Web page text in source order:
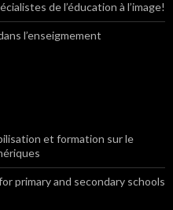
de l’éducation à l’image!
l’enseigmement
et formation sur le
primary and secondary schools